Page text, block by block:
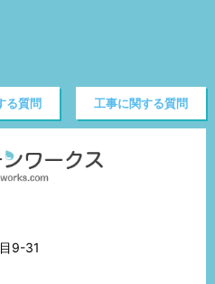
る質問 工事に関する質問
9-31